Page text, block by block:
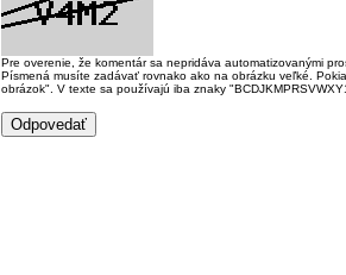
Pre overenie, že komentár sa nepridáva automatizovanými
Písmená musíte zadávať rovnako ako na obrázku veľké.
obrázok". V texte sa používajú iba znaky